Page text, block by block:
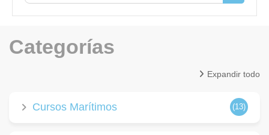
Buscar
Categorías
Expandir todo
Cursos Marítimos (13)